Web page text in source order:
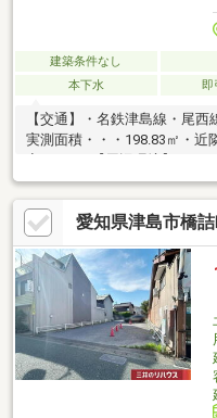
建築条件なし
本下水
即
【交通】・名鉄津島線・尾
実測面積・・・198.83㎡・近
で・・・390ｍ（徒歩5分）
で・・・690ｍ（徒歩9分）
（徒歩9分）○資料請求・現地
ださい♪三井住友トラスト不
８－００７６】
愛知県津島市橋